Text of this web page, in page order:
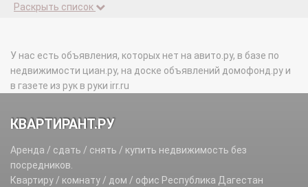
Ахтынский р-н.
Буйнакск г.
Буйнакский р-н.
Гергебильский р-н.
Гунибский р-н.
Дагестанские Огни г.
Дахадаевский р-н.
Дербент г.
Дербентский р-н.
Раскрыть список
У нас есть объявления, которых нет на авито.ру, в базе по
недвижимости циан.ру, на доске объявлений домофонд.ру и
в газете из рук в руки irr.ru
КВАРТИРАНТ.РУ
Аренда / сдать / снять / купить недвижимость без
посредников.
Квартиру / комнату / дом / офис Республика Дагестан